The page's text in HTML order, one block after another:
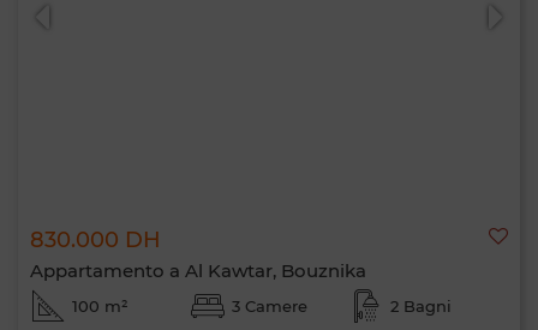
830.000 DH
Appartamento a Al Kawtar, Bouznika
100 m² 3 Camere 2 Bagni